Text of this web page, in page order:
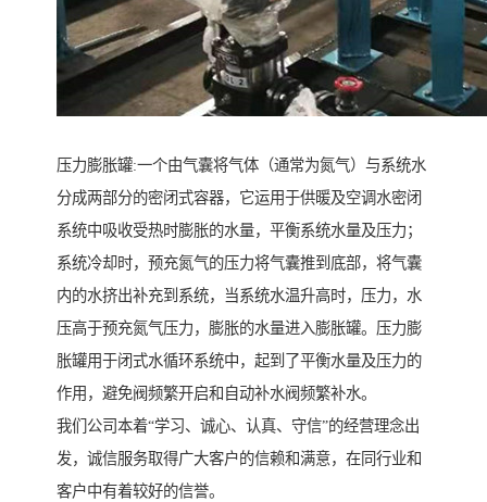
压力膨胀罐:一个由气囊将气体（通常为氮气）与系统水
分成两部分的密闭式容器，它运用于供暖及空调水密闭
系统中吸收受热时膨胀的水量，平衡系统水量及压力；
系统冷却时，预充氮气的压力将气囊推到底部，将气囊
内的水挤出补充到系统，当系统水温升高时，压力，水
压高于预充氮气压力，膨胀的水量进入膨胀罐。压力膨
胀罐用于闭式水循环系统中，起到了平衡水量及压力的
作用，避免阀频繁开启和自动补水阀频繁补水。
我们公司本着“学习、诚心、认真、守信”的经营理念出
发，诚信服务取得广大客户的信赖和满意，在同行业和
客户中有着较好的信誉。